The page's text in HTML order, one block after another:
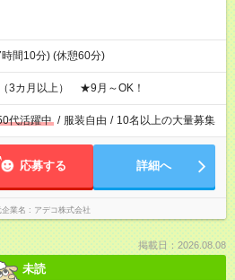
間10分) (休憩60分)
3カ月以上） ★9月～OK！
代活躍中 / 服装自由 / 10名以上の大量募集
応募する 詳細へ
業名 アデコ株式会社
掲載日：2026.08.08
未読